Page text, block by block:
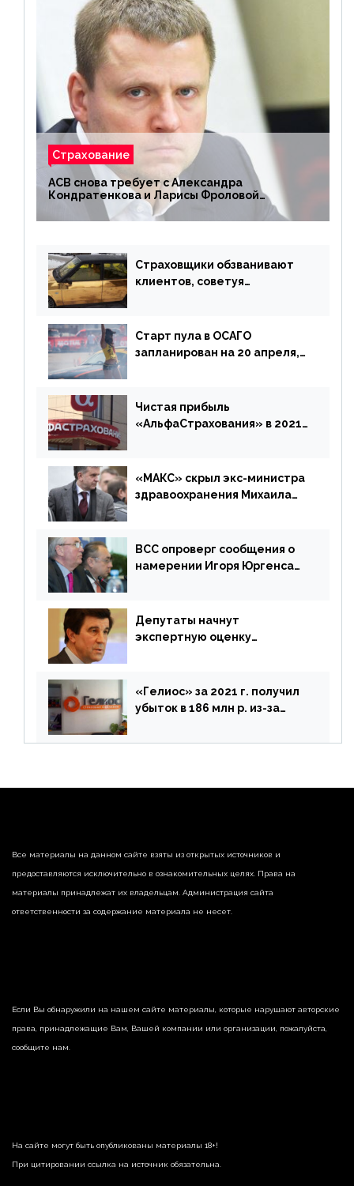
Страхование
АСВ снова требует с Александра
Кондратенкова и Ларисы Фроловой
возмещения убытков на 1,5 млрд р.
Страховщики обзванивают
клиентов, советуя
Старт пула в ОСАГО
запланирован на 20 апреля,
дублировать [дополнено]
Чистая прибыль
«АльфаСтрахования» в 2021
«МАКС» скрыл экс-министра
здравоохранения Михаила
ВСС опроверг сообщения о
намерении Игоря Юргенса
Депутаты начнут
экспертную оценку
«Гелиос» за 2021 г. получил
убыток в 186 млн р. из-за
реализации недвижимости
Все материалы на данном сайте взяты из открытых источников и
предоставляются исключительно в ознакомительных целях. Права на
материалы принадлежат их владельцам. Администрация сайта
ответственности за содержание материала не несет.
Если Вы обнаружили на нашем сайте материалы, которые нарушают авторские
права, принадлежащие Вам, Вашей компании или организации, пожалуйста,
сообщите нам.
На сайте могут быть опубликованы материалы 18+!
При цитировании ссылка на источник обязательна.